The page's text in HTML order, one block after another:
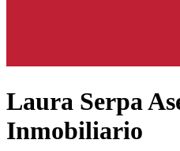
Laura Serpa
Inmobiliario